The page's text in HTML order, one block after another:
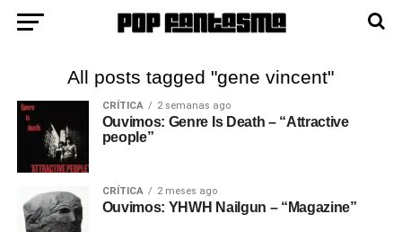
All posts tagged "gene vincent"
CRÍTICA 2 semanas ago
Ouvimos: Genre Is Death – “Attractive
people”
CRÍTICA 2 meses ago
Ouvimos: YHWH Nailgun – “Magazine”